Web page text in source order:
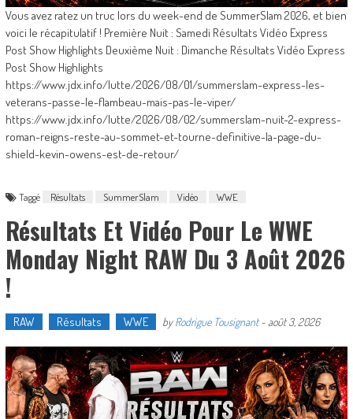
Vous avez ratez un truc lors du week-end de SummerSlam 2026, et bien
voici le récapitulatif ! Première Nuit : Samedi Résultats Vidéo Express
Post Show Highlights Deuxième Nuit : Dimanche Résultats Vidéo Express
Post Show Highlights
https://www.jdx.info/lutte/2026/08/01/summerslam-express-les-
veterans-passe-le-flambeau-mais-pas-le-viper/
https://www.jdx.info/lutte/2026/08/02/summerslam-nuit-2-express-
roman-reigns-reste-au-sommet-et-tourne-definitive-la-page-du-
shield-kevin-owens-est-de-retour/
Taggé Résultats SummerSlam Vidéo WWE
Résultats Et Vidéo Pour Le WWE
Monday Night RAW Du 3 Août 2026
!
RAW Résultats WWE byRodrigue Tousignant- août 3, 2026